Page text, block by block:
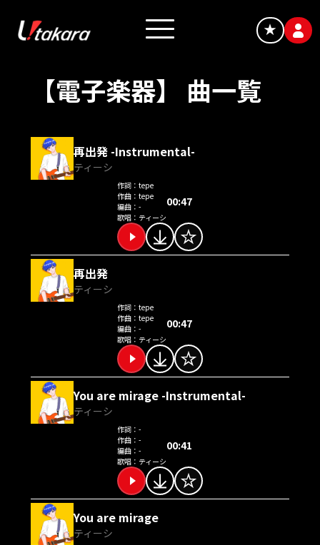
★
【電子楽器】 曲一覧
再出発 -Instrumental-
ティーシ
作詞： tepe
作曲： tepe
編曲： -
歌唱： ティーシ
00:47
再出発
ティーシ
作詞： tepe
作曲： tepe
編曲： -
歌唱： ティーシ
00:47
You are mirage -Instrumental-
ティーシ
作詞： -
作曲： -
編曲： -
歌唱： ティーシ
00:41
You are mirage
ティーシ